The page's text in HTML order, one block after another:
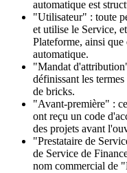
automatique est
"Utilisateur" : toute
et utilise le Service,
Plateforme, ainsi
automatique.
"Mandat
définissant les
de bricks.
"Avant-première" :
ont reçu un code
des projets avant
"Prestataire de
de Service de
nom commercial de